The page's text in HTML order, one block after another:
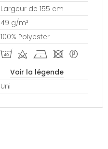
Largeur de 155 cm
49 g/m²
100% Polyester
I d h - *
Voir la légende
Uni